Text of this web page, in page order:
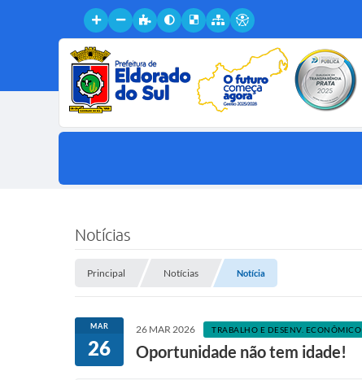
Notícias
Principal Notícias Notícia
MAR
26
26 MAR 2026 TRABALHO E DESENV. ECONÔMICO
Oportunidade não tem idade!